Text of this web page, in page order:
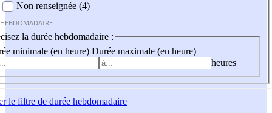
Non renseignée (4)
la durée hebdomadaire :
minimale (en heure) Durée maximale (en heure)
heures
le filtre de durée hebdomadaire